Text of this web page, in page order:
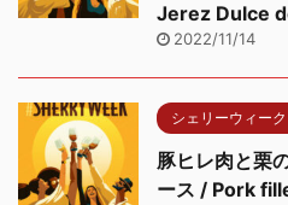
Jerez Dulce
2022/11/14
シェリーウィー
豚ヒレ肉と栗
ース / Pork